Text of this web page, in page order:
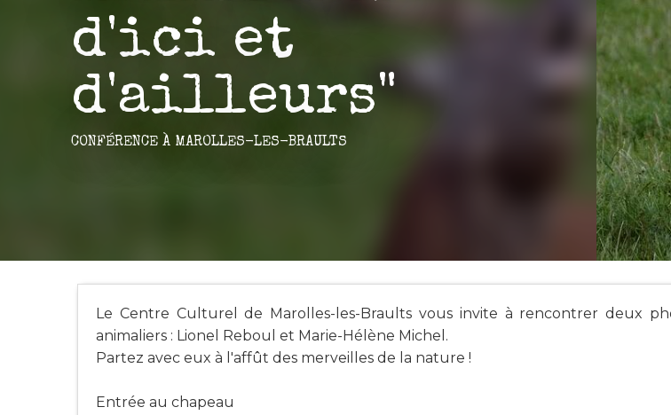
d'ici et
d'ailleurs"
CONFÉRENCE À MAROLLES-LES-BRAULTS
Le Centre Culturel de Marolles-les-Braults vous invite à rencontrer deux
animaliers : Lionel Reboul et Marie-Hélène Michel.
Partez avec eux à l'affût des merveilles de la nature !
Entrée au chapeau